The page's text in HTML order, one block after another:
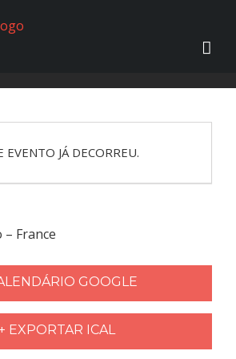
EVENTO JÁ DECORREU.
– France
GOOGLE
+ EXPORTAR ICAL